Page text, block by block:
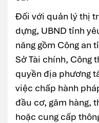
Đối với quản lý thị
dựng, UBND tỉnh
năng gồm Công an
Sở Tài chính, Công
quyền địa phương
việc chấp hành
đầu cơ, găm hàng,
hoặc cung cấp